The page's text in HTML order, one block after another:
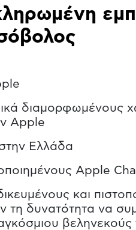
διαμορφωμένους
Apple
Ελλάδα
Apple
και
τη δυνατότητα να